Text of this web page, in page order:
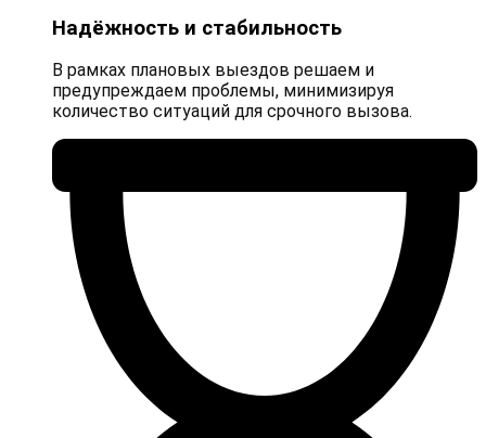
Надёжность и стабильность
В рамках плановых выездов решаем и
предупреждаем проблемы, минимизируя
количество ситуаций для срочного вызова.